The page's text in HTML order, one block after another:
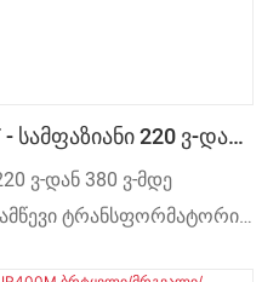
Სამფაზიანი 220 Ვ-Დან
Კორპუსით, Სხვა
ვ-დან 380 ვ-მდე
ტრანსფორმატორი